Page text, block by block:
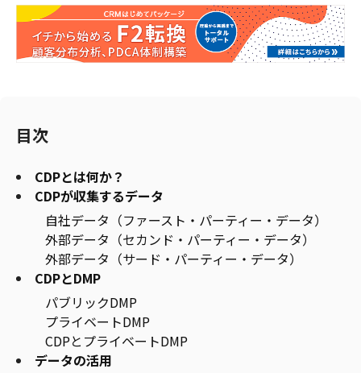
目次
CDPとは何か？
CDPが収集するデータ
自社データ（ファースト・パーティー・データ）
外部データ（セカンド・パーティー・データ）
外部データ（サード・パーティー・データ）
CDPとDMP
パブリックDMP
プライベートDMP
CDPとプライベートDMP
データの活用